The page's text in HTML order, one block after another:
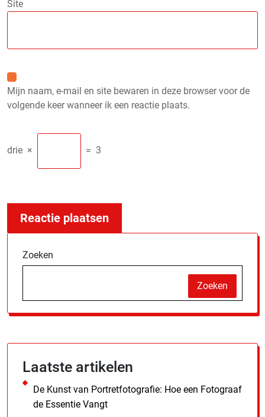
Site
Mijn naam, e-mail en site bewaren in deze browser voor de
volgende keer wanneer ik een reactie plaats.
drie × = 3
Zoeken
Zoeken
Laatste artikelen
De Kunst van Portretfotografie: Hoe een Fotograaf
de Essentie Vangt